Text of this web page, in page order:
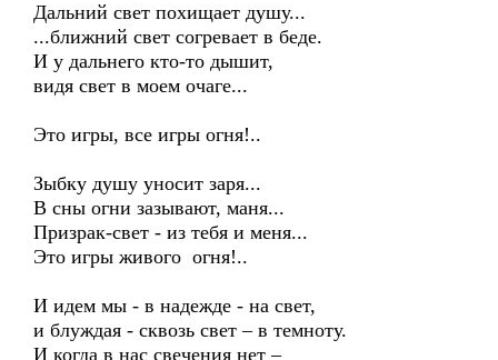
Дальний свет похищает душу...
...ближний свет согревает в беде.
И у дальнего кто-то дышит,
видя свет в моем очаге...
Это игры, все игры огня!..
Зыбку душу уносит заря...
В сны огни зазывают, маня...
Призрак-свет - из тебя и меня...
Это игры живого огня!..
И идем мы - в надежде - на свет,
и блуждая - сквозь свет – в темноту.
И когда в нас свечения нет –